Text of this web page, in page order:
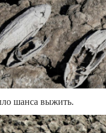
шанса выжить.